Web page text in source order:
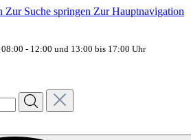
Zur Suche springen Zur Hauptnavigation
- 12:00 und 13:00 bis 17:00 Uhr